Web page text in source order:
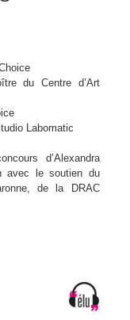
du Centre d’Art
Labomatic
d’Alexandra
avec le soutien du
de la DRAC